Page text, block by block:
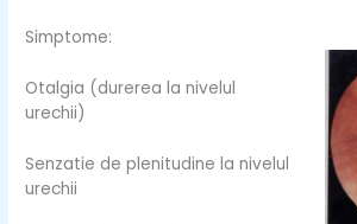
Simptome:
Otalgia (durerea la nivelul
urechii)
Senzatie de plenitudine la nivelul
urechii